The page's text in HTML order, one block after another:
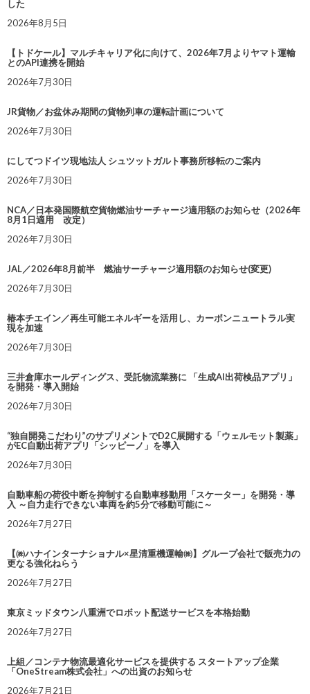
した
2026年8月5日
【トドケール】マルチキャリア化に向けて、2026年7月よりヤマト運輸
とのAPI連携を開始
2026年7月30日
JR貨物／お盆休み期間の貨物列車の運転計画について
2026年7月30日
にしてつドイツ現地法人 シュツットガルト事務所移転のご案内
2026年7月30日
NCA／日本発国際航空貨物燃油サーチャージ適用額のお知らせ（2026年
8月1日適用 改定）
2026年7月30日
JAL／2026年8月前半 燃油サーチャージ適用額のお知らせ(変更)
2026年7月30日
椿本チエイン／再生可能エネルギーを活用し、カーボンニュートラル実
現を加速
2026年7月30日
三井倉庫ホールディングス、受託物流業務に 「生成AI出荷検品アプリ」
を開発・導入開始
2026年7月30日
“独自開発こだわり”のサプリメントでD2C展開する「ウェルモット製薬」
がEC自動出荷アプリ「シッピーノ」を導入
2026年7月30日
自動車船の荷役中断を抑制する自動車移動用「スケーター」を開発・導
入 ～自力走行できない車両を約5分で移動可能に～
2026年7月27日
【㈱ハナインターナショナル×星清重機運輸㈱】グループ会社で販売力の
更なる強化ねらう
2026年7月27日
東京ミッドタウン八重洲でロボット配送サービスを本格始動
2026年7月27日
上組／コンテナ物流最適化サービスを提供する スタートアップ企業
「OneStream株式会社」への出資のお知らせ
2026年7月21日